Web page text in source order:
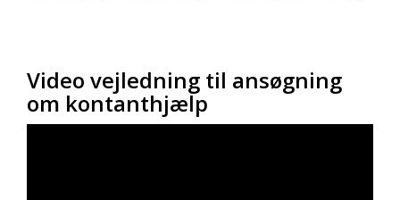
Video vejledning til ansøgning
om kontanthjælp